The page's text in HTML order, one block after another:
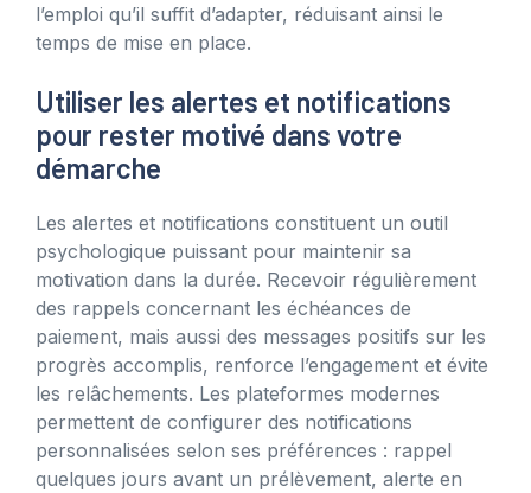
l’emploi qu’il suffit d’adapter, réduisant ainsi le
temps de mise en place.
Utiliser les alertes et notifications
pour rester motivé dans votre
démarche
Les alertes et notifications constituent un outil
psychologique puissant pour maintenir sa
motivation dans la durée. Recevoir régulièrement
des rappels concernant les échéances de
paiement, mais aussi des messages positifs sur les
progrès accomplis, renforce l’engagement et évite
les relâchements. Les plateformes modernes
permettent de configurer des notifications
personnalisées selon ses préférences : rappel
quelques jours avant un prélèvement, alerte en